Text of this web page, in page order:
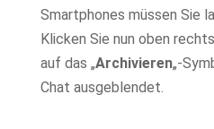
Smartphones müssen Sie
Klicken Sie nun oben
auf das „Archivieren„-
Chat ausgeblendet.